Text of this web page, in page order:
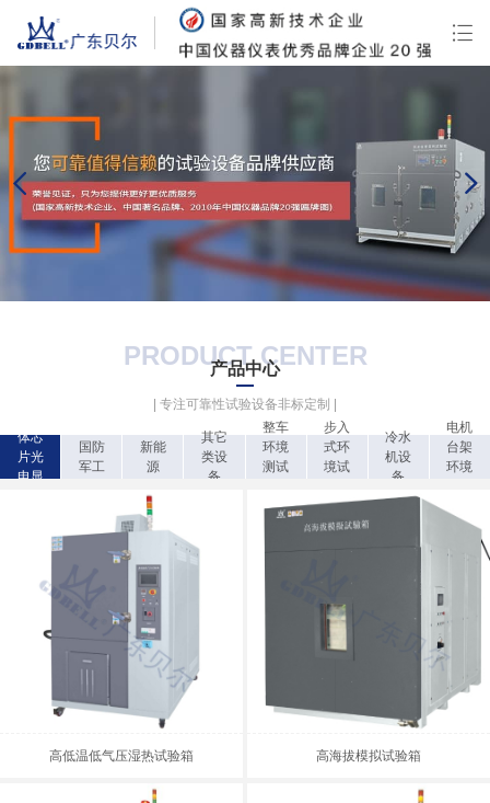
PRODUCT CENTER
产品中心
| 专注可靠性试验设备非标定制 |
体芯
片光
电显
国防
军工
新能
源
其它
类设
备
整车
环境
测试
步入
式环
境试
冷水
机设
备
电机
台架
环境
高低温低气压湿热试验箱 高海拔模拟试验箱